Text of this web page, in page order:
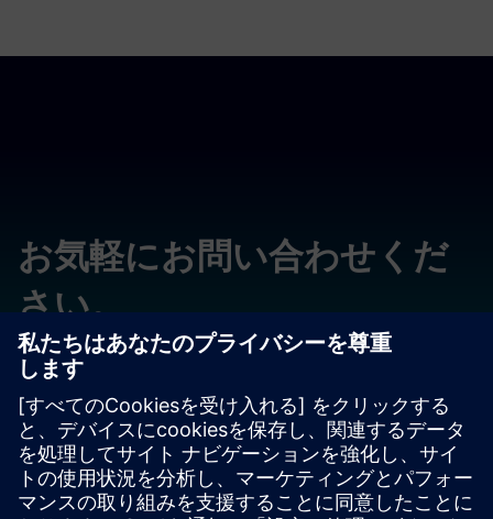
お気軽にお問い合わせくだ
さい。
質問やコメントをお寄せください。いつでもサポートいた
します。
問い合わせる